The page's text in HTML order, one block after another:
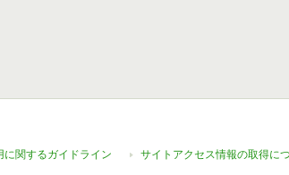
関するガイドライン サイトアクセス情報の取得に